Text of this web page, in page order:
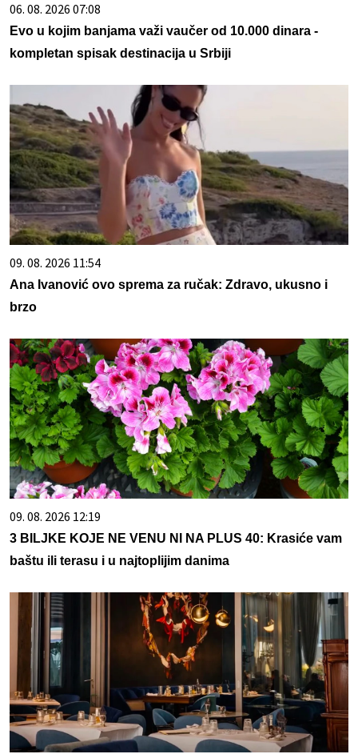
06. 08. 2026 07:08
Evo u kojim banjama važi vaučer od 10.000 dinara -
kompletan spisak destinacija u Srbiji
09. 08. 2026 11:54
Ana Ivanović ovo sprema za ručak: Zdravo, ukusno i
brzo
09. 08. 2026 12:19
3 BILJKE KOJE NE VENU NI NA PLUS 40: Krasiće vam
baštu ili terasu i u najtoplijim danima